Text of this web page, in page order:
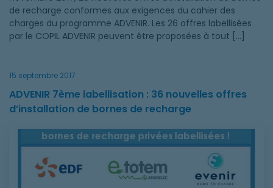
de recharge conformes aux exigences du cahier des
charges du programme ADVENIR. Les 26 offres labellisées
par le COPIL ADVENIR peuvent être proposées à tout […]
15 septembre 2017
ADVENIR 7ème labellisation : 36 nouvelles offres
d’installation de bornes de recharge
ADVENIR 7ème labellisation : 36 nouvelles offres